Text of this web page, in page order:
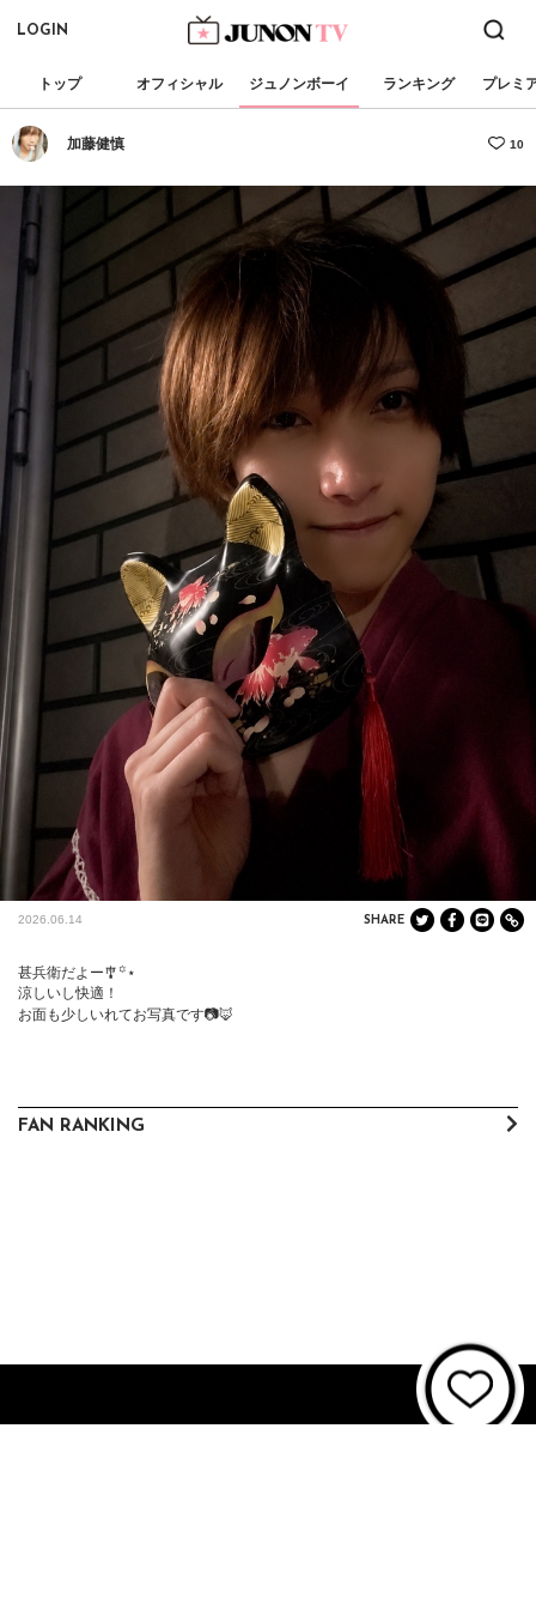
LOGIN
トップ オフィシャル ジュノンボーイ ランキング プレミ
加藤健慎 10
2026.06.14 SHARE
甚兵衛だよー🎐꙳⋆
涼しいし快適！
お面も少しいれてお写真です📷🦊
FAN RANKING
About JUNON TV お問い合わせ FAQ 利用規約
個人情報保護方針